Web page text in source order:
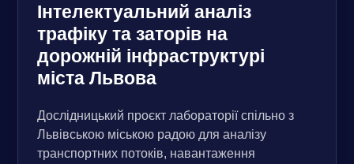
Інтелектуальний аналіз
трафіку та заторів на
дорожній інфраструктурі
міста Львова
Дослідницький проєкт лабораторії спільно з
Львівською міською радою для аналізу
транспортних потоків, навантаження